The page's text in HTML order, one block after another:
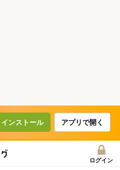
インストール アプリで開く
ログイン